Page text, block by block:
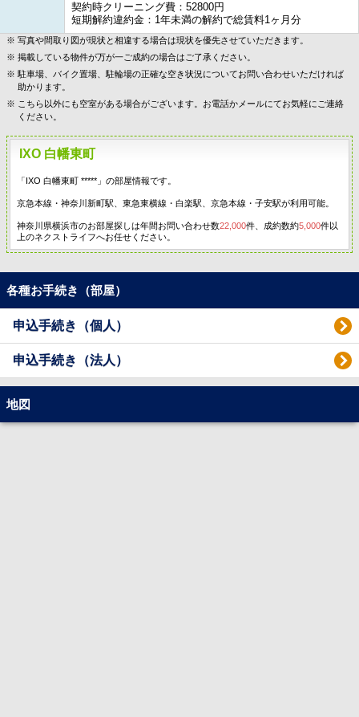
契約時クリーニング費：52800円
短期解約違約金：1年未満の解約で総賃料1ヶ月分
写真や間取り図が現状と相違する場合は現状を優先させていただきます。
掲載している物件が万が一ご成約の場合はご了承ください。
駐車場、バイク置場、駐輪場の正確な空き状況についてお問い合わせいただければ
助かります。
こちら以外にも空室がある場合がございます。お電話かメールにてお気軽にご連絡
ください。
IXO 白幡東町
「IXO 白幡東町 *****」の部屋情報です。
京急本線・神奈川新町駅、東急東横線・白楽駅、京急本線・子安駅が利用可能。
神奈川県横浜市のお部屋探しは年間お問い合わせ数22,000件、成約数約5,000件以
上のネクストライフへお任せください。
各種お手続き（部屋）
申込手続き（個人）
申込手続き（法人）
地図